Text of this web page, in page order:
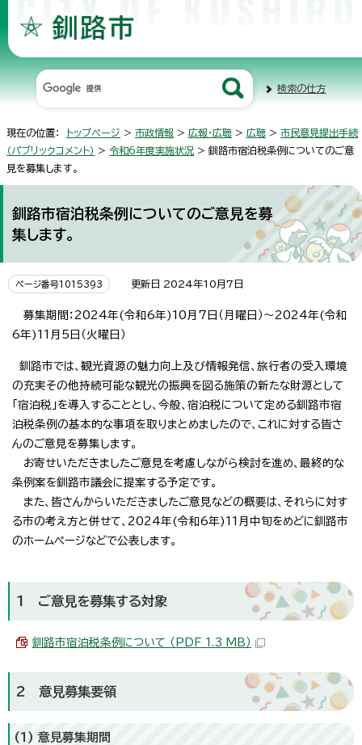
検索の仕方
現在の位置： トップページ > 市政情報 > 広報・広聴 > 広聴 > 市民意見提出手続
（パブリックコメント） > 令和6年度実施状況 > 釧路市宿泊税条例についてのご意
見を募集します。
釧路市宿泊税条例についてのご意見を募
集します。
ページ番号1015393 更新日 2024年10月7日
募集期間：2024年(令和6年)10月7日（月曜日）～2024年(令和
6年)11月5日（火曜日）
釧路市では、観光資源の魅力向上及び情報発信、旅行者の受入環境
の充実その他持続可能な観光の振興を図る施策の新たな財源として
「宿泊税」を導入することとし、今般、宿泊税について定める釧路市宿
泊税条例の基本的な事項を取りまとめましたので、これに対する皆さ
んのご意見を募集します。
お寄せいただきましたご意見を考慮しながら検討を進め、最終的な
条例案を釧路市議会に提案する予定です。
また、皆さんからいただきましたご意見などの概要は、それらに対す
る市の考え方と併せて、2024年(令和6年)11月中旬をめどに釧路市
のホームページなどで公表します。
1 ご意見を募集する対象
釧路市宿泊税条例について （PDF 1.3 MB）
2 意見募集要領
(1) 意見募集期間